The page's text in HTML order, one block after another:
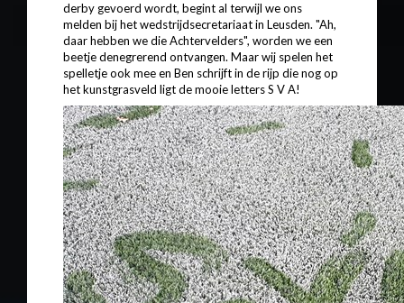
derby gevoerd wordt, begint al terwijl we ons
melden bij het wedstrijdsecretariaat in Leusden. "Ah,
daar hebben we die Achtervelders", worden we een
beetje denegrerend ontvangen. Maar wij spelen het
spelletje ook mee en Ben schrijft in de rijp die nog op
het kunstgrasveld ligt de mooie letters S V A!